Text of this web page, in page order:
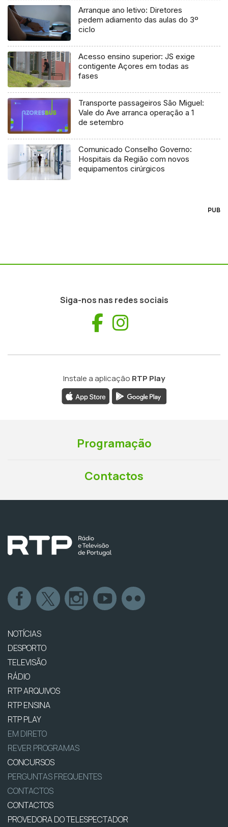
Arranque ano letivo: Diretores
pedem adiamento das aulas do 3º
ciclo
Acesso ensino superior: JS exige
contigente Açores em todas as
fases
Transporte passageiros São Miguel:
Vale do Ave arranca operação a 1
de setembro
Comunicado Conselho Governo:
Hospitais da Região com novos
equipamentos cirúrgicos
PUB
Siga-nos nas redes sociais
Facebook
Instale a aplicação RTP Play
Programação
Contactos
NOTÍCIAS
DESPORTO
TELEVISÃO
RÁDIO
RTP ARQUIVOS
RTP ENSINA
RTP PLAY
EM DIRETO
REVER PROGRAMAS
CONCURSOS
PERGUNTAS FREQUENTES
CONTACTOS
CONTACTOS
PROVEDORA DO TELESPECTADOR